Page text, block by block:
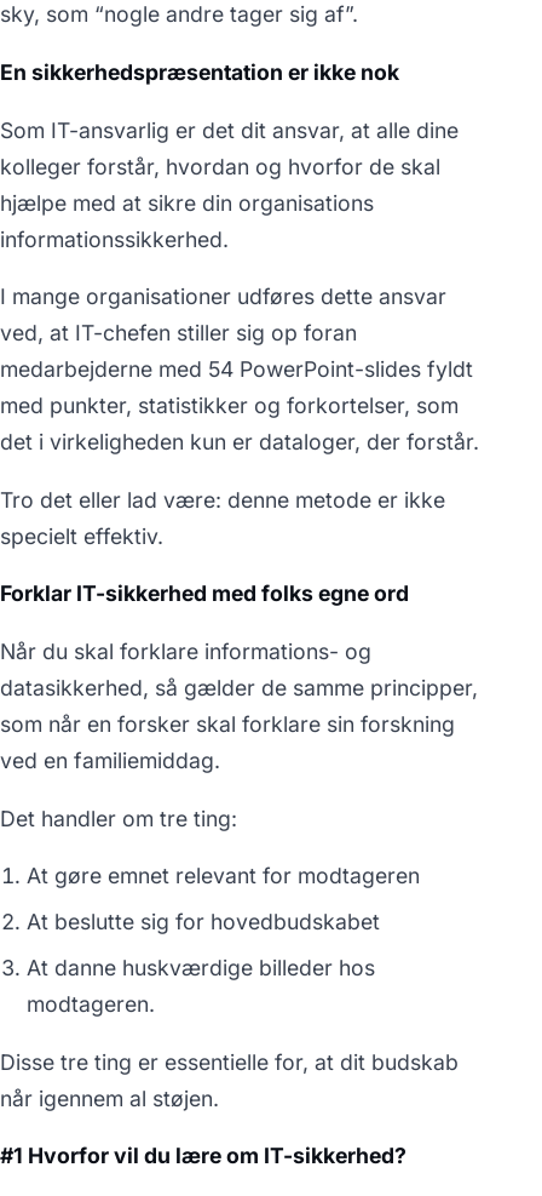
sky, som “nogle andre tager sig af”.
En sikkerhedspræsentation er ikke nok
Som IT-ansvarlig er det dit ansvar, at alle dine
kolleger forstår, hvordan og hvorfor de skal
hjælpe med at sikre din organisations
informationssikkerhed.
I mange organisationer udføres dette ansvar
ved, at IT-chefen stiller sig op foran
medarbejderne med 54 PowerPoint-slides fyldt
med punkter, statistikker og forkortelser, som
det i virkeligheden kun er dataloger, der forstår.
Tro det eller lad være: denne metode er ikke
specielt effektiv.
Forklar IT-sikkerhed med folks egne ord
Når du skal forklare informations- og
datasikkerhed, så gælder de samme principper,
som når en forsker skal forklare sin forskning
ved en familiemiddag.
Det handler om tre ting:
At gøre emnet relevant for modtageren
At beslutte sig for hovedbudskabet
At danne huskværdige billeder hos
modtageren.
Disse tre ting er essentielle for, at dit budskab
når igennem al støjen.
#1 Hvorfor vil du lære om IT-sikkerhed?